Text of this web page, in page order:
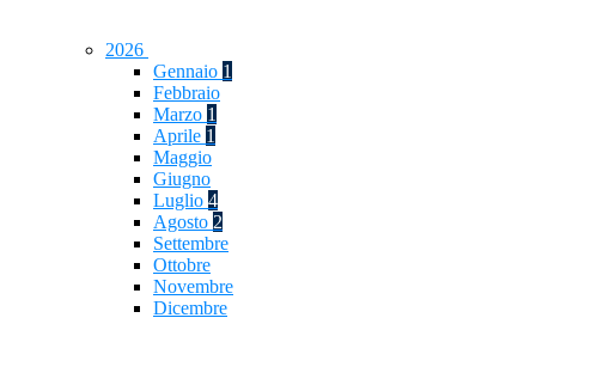
2026
Gennaio 1
Febbraio
Marzo 1
Aprile 1
Maggio
Giugno
Luglio 4
Agosto 2
Settembre
Ottobre
Novembre
Dicembre